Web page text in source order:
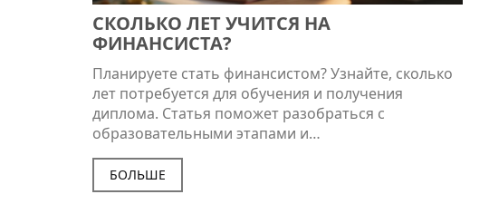
СКОЛЬКО ЛЕТ УЧИТСЯ НА
ФИНАНСИСТА?
Планируете стать финансистом? Узнайте, сколько
лет потребуется для обучения и получения
диплома. Статья поможет разобраться с
образовательными этапами и
привлекательностью такой карьеры. Общая
информация о том, какие навыки необходимо
развить и где их можно приобрести. Советы
БОЛЬШЕ